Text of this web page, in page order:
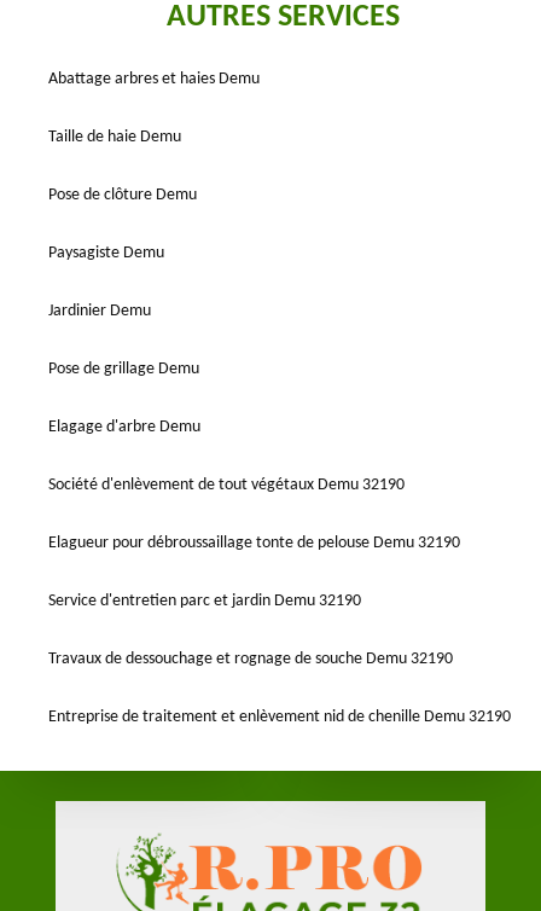
AUTRES SERVICES
Abattage arbres et haies Demu
Taille de haie Demu
Pose de clôture Demu
Paysagiste Demu
Jardinier Demu
Pose de grillage Demu
Elagage d'arbre Demu
Société d'enlèvement de tout végétaux Demu 32190
Elagueur pour débroussaillage tonte de pelouse Demu 32190
Service d'entretien parc et jardin Demu 32190
Travaux de dessouchage et rognage de souche Demu 32190
Entreprise de traitement et enlèvement nid de chenille Demu 32190